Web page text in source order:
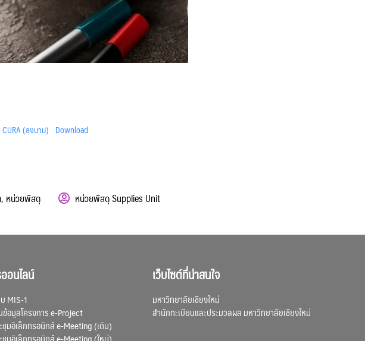
(ลงนาม) Download
, หน่วยพัสดุ หน่วยพัสดุ Supplies Unit
อนไลน์
MIS-1
ข้อมูลโครงการ e-Project
ชุมอิเล็กทรอนิกส์ e-Meeting (เดิม)
เว็บไซต์ที่น่าสนใจ
มหาวิทยาลัยเชียงใหม่
สำนักทะเบียนและประมวลผล มหาวิทยาลัยเชียงใหม่